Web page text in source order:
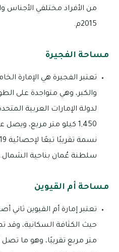
من الأفراد مختلفي الأجناس
2015م.
مساحة الفجيرة
تعتبر الفجيرة هي الإمارة
والكبر، وهي متواجدة على
لدولة الإمارات العربية
سلطنة عُمان بناحية الشمال.
مساحة أم القيوين
تعتبر إمارة أم القيوين ثاني